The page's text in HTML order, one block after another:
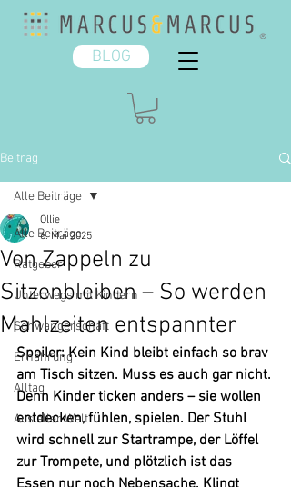
BLOG
Beitrag
Alle Beiträge
Ratgeber
Unterwegs mit Kindern
Schwangerschaft
Ernährung
Alltag
Aus aller Welt
Alle Beiträge
Von Zappeln zu
Sitzenbleiben – So werden
Mahlzeiten entspannter
Ollie
6. Mai 2025
Spoiler: Kein Kind bleibt einfach so brav
am Tisch sitzen. Muss es auch gar nicht.
Denn Kinder ticken anders – sie wollen
entdecken, fühlen, spielen. Der Stuhl
wird schnell zur Startrampe, der Löffel
zur Trompete, und plötzlich ist das